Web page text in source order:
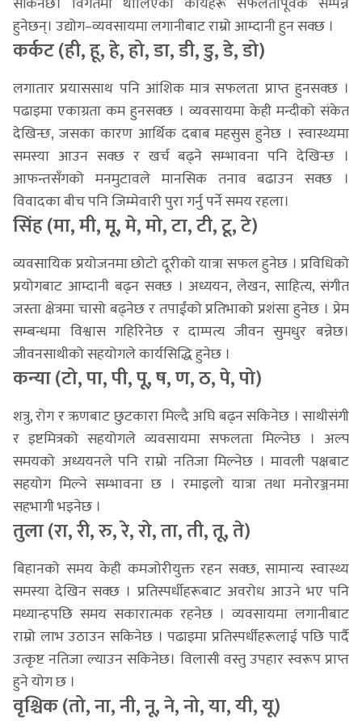
हुनेछन्। उद्योग–व्यवसायमा लगानीबाट राम्रो आम्दानी हुन सक्छ ।
कर्कट (ही, हू, हे, हो, डा, डी, डु, डे, डो)
लगातार प्रयाससाथ पनि आंशिक मात्र सफलता प्राप्त हुनसक्छ ।
पढाइमा एकाग्रता कम हुनसक्छ । व्यवसायमा केही मन्दीको संकेत
देखिन्छ, जसका कारण आर्थिक दबाब महसुस हुनेछ । स्वास्थ्यमा
समस्या आउन सक्छ र खर्च बढ्ने सम्भावना पनि देखिन्छ ।
आफन्तसँगको मनमुटावले मानसिक तनाव बढाउन सक्छ ।
विवादका बीच पनि जिम्मेवारी पुरा गर्नु पर्ने समय रहला।
सिंह (मा, मी, मू, मे, मो, टा, टी, टू, टे)
व्यवसायिक प्रयोजनमा छोटो दूरीको यात्रा सफल हुनेछ । प्रविधिको
प्रयोगबाट आम्दानी बढ्न सक्छ । अध्ययन, लेखन, साहित्य, संगीत
जस्ता क्षेत्रमा चासो बढ्नेछ र तपाईंको प्रतिभाको प्रशंसा हुनेछ । प्रेम
सम्बन्धमा विश्वास गहिरिनेछ र दाम्पत्य जीवन सुमधुर बन्नेछ।
जीवनसाथीको सहयोगले कार्यसिद्धि हुनेछ ।
कन्या (टो, पा, पी, पू, ष, ण, ठ, पे, पो)
शत्रु, रोग र ऋणबाट छुटकारा मिल्दै अघि बढ्न सकिनेछ । साथीसंगी
र इष्टमित्रको सहयोगले व्यवसायमा सफलता मिल्नेछ । अल्प
समयको अध्ययनले पनि राम्रो नतिजा मिल्नेछ । मावली पक्षबाट
सहयोग मिल्ने सम्भावना छ । रमाइलो यात्रा तथा मनोरञ्जनमा
सहभागी भइनेछ ।
तुला (रा, री, रु, रे, रो, ता, ती, तू, ते)
बिहानको समय केही कमजोरीयुक्त रहन सक्छ, सामान्य स्वास्थ्य
समस्या देखिन सक्छ । प्रतिस्पर्धीहरूबाट अवरोध आउने भए पनि
मध्यान्हपछि समय सकारात्मक रहनेछ । व्यवसायमा लगानीबाट
राम्रो लाभ उठाउन सकिनेछ । पढाइमा प्रतिस्पर्धीहरूलाई पछि पार्दै
उत्कृष्ट नतिजा ल्याउन सकिनेछ। विलासी वस्तु उपहार स्वरूप प्राप्त
हुने योग छ ।
वृश्चिक (तो, ना, नी, नू, ने, नो, या, यी, यू)